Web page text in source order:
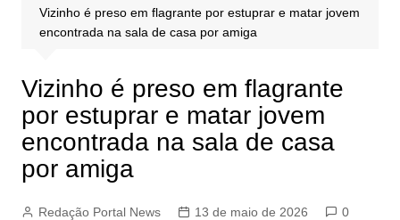
Vizinho é preso em flagrante por estuprar e matar jovem
encontrada na sala de casa por amiga
Vizinho é preso em flagrante
por estuprar e matar jovem
encontrada na sala de casa
por amiga
Redação Portal News 13 de maio de 2026
0